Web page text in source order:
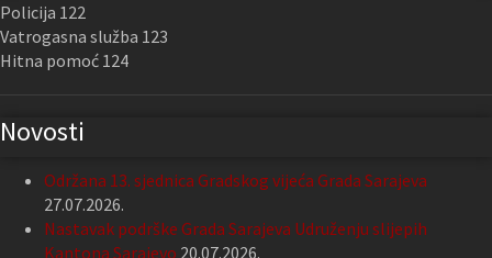
Policija 122
Vatrogasna služba 123
Hitna pomoć 124
Novosti
Održana 13. sjednica Gradskog vijeća Grada Sarajeva
27.07.2026.
Nastavak podrške Grada Sarajeva Udruženju slijepih
Kantona Sarajevo 20.07.2026.